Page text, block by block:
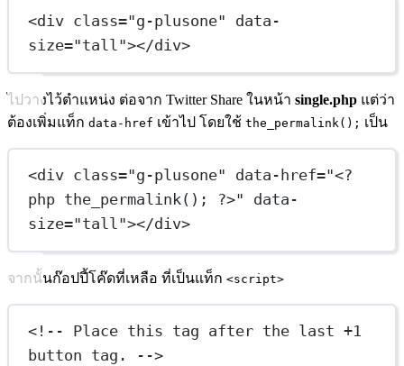
<div class="g-plusone"
data-
size="tall"></div>
ไปวางไว้ตำแหน่ง ต่อจาก Twitter Share ในหน้า single.php แต่ว่า
ต้องเพิ่มแท็ก data-href เข้าไป โดยใช้ the_permalink(); เป็น
<div class="g-plusone" data-href="<?
php the_permalink(); ?>"
data-
size="tall"></div>
จากนั้นก๊อปปี้โค๊ดที่เหลือ ที่เป็นแท็ก <script>
<!-- Place this tag after the last +1
button tag. -->